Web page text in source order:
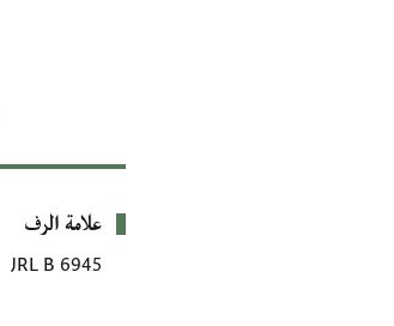
بيانات التعريف
علامة الرف
JRL B 6945